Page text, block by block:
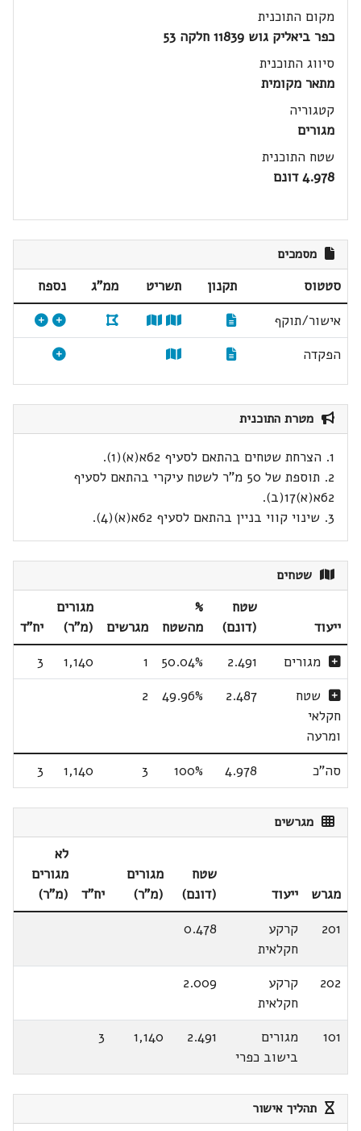
מקום התוכנית
כפר ביאליק גוש 11839 חלקה 53
סיווג התוכנית
מתאר מקומית
קטגוריה
מגורים
שטח התוכנית
4.978 דונם
מסמכים
סטטוס תקנון תשריט ממ"ג
נספח
אישור/תוקף
הפקדה
מטרת התוכנית
1. הצרחת שטחים בהתאם לסעיף 62א(א)(1).
2. תוספת של 50 מ"ר לשטח עיקרי בהתאם לסעיף
62א(א)17(ב).
3. שינוי קווי בניין בהתאם לסעיף 62א(א)(4).
שטחים
ייעוד
שטח
(דונם)
%
מהשטח
מגרשים
מגורים
(מ"ר)
יח"ד
מגורים
2.491
50.04%
1
1,140
3
שטח
חקלאי
ומרעה
2.487
49.96%
2
סה"כ 4.978
100%
3
1,140
3
מגרשים
מגרש ייעוד
שטח
(דונם)
מגורים
(מ"ר)
יח"ד
לא
מגורים
(מ"ר)
201
קרקע
חקלאית
0.478
202
קרקע
חקלאית
2.009
101
מגורים
בישוב כפרי
2.491
1,140
3
תהליך אישור